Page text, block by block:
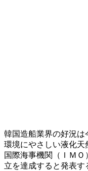
韓国造船業界の好況は
環境にやさしい液化天
国際海事機関（ＩＭ
立を達成すると発表